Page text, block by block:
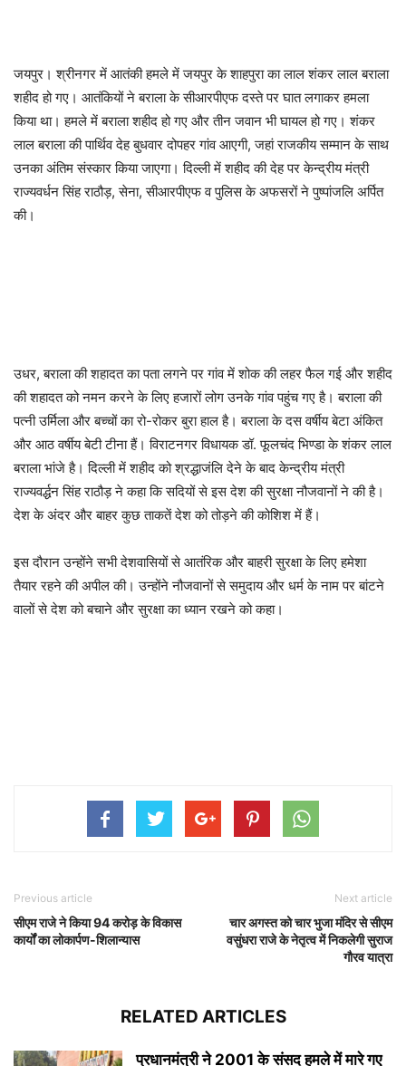
जयपुर। श्रीनगर में आतंकी हमले में जयपुर के शाहपुरा का लाल शंकर लाल बराला
शहीद हो गए। आतंकियों ने बराला के सीआरपीएफ दस्ते पर घात लगाकर हमला
किया था। हमले में बराला शहीद हो गए और तीन जवान भी घायल हो गए। शंकर
लाल बराला की पार्थिव देह बुधवार दोपहर गांव आएगी, जहां राजकीय सम्मान के साथ
उनका अंतिम संस्कार किया जाएगा। दिल्ली में शहीद की देह पर केन्द्रीय मंत्री
राज्यवर्धन सिंह राठौड़, सेना, सीआरपीएफ व पुलिस के अफसरों ने पुष्पांजलि अर्पित
की।
उधर, बराला की शहादत का पता लगने पर गांव में शोक की लहर फैल गई और शहीद
की शहादत को नमन करने के लिए हजारों लोग उनके गांव पहुंच गए है। बराला की
पत्नी उर्मिला और बच्चों का रो-रोकर बुरा हाल है। बराला के दस वर्षीय बेटा अंकित
और आठ वर्षीय बेटी टीना हैं। विराटनगर विधायक डॉ. फूलचंद भिण्डा के शंकर लाल
बराला भांजे है। दिल्ली में शहीद को श्रद्धाजंलि देने के बाद केन्द्रीय मंत्री
राज्यवर्द्धन सिंह राठौड़ ने कहा कि सदियों से इस देश की सुरक्षा नौजवानों ने की है।
देश के अंदर और बाहर कुछ ताकतें देश को तोड़ने की कोशिश में हैं।
इस दौरान उन्होंने सभी देशवासियों से आतंरिक और बाहरी सुरक्षा के लिए हमेशा
तैयार रहने की अपील की। उन्होंने नौजवानों से समुदाय और धर्म के नाम पर बांटने
वालों से देश को बचाने और सुरक्षा का ध्यान रखने को कहा।
Previous article
सीएम राजे ने किया 94 करोड़ के विकास
कार्यों का लोकार्पण-शिलान्यास
Next article
चार अगस्त को चार भुजा मंदिर से सीएम
वसुंधरा राजे के नेतृत्व में निकलेगी सुराज
गौरव यात्रा
RELATED ARTICLES
प्रधानमंत्री ने 2001 के संसद हमले में मारे गए